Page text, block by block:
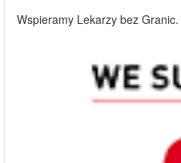
Wspieramy Lekarzy bez Granic.